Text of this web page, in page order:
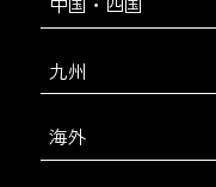
九州
海外